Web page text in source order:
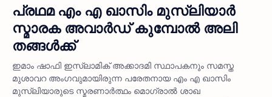
പ്രഥമ എം എ ഖാസിം മുസ്ലിയാര്‍
സ്മാരക അവാര്‍ഡ് കുമ്പോല്‍ അലി
തങ്ങള്‍ക്ക്
ഇമാം ഷാഫി ഇസ്ലാമിക് അക്കാദമി സ്ഥാപകനും സമസ്ത
മുശാവറ അംഗവുമായിരുന്ന പരേതനായ എം എ ഖാസിം
മുസ്ലിയാരുടെ സ്മരണാര്‍ത്ഥം മൊഗ്രാല്‍ ശാഖ